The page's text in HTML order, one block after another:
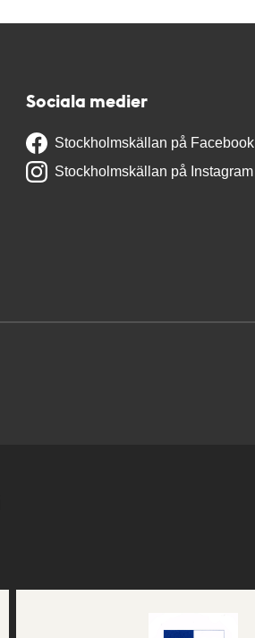
Sociala medier
Stockholmskällan på Facebook
Stockholmskällan på Instagram